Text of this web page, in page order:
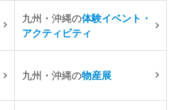
九州・沖縄の体験イベント・
アクティビティ
九州・沖縄の物産展